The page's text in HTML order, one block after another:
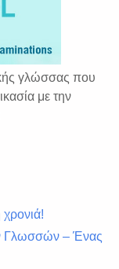
γλώσσας που
με την
χρονιά!
Γλωσσών – Ένας